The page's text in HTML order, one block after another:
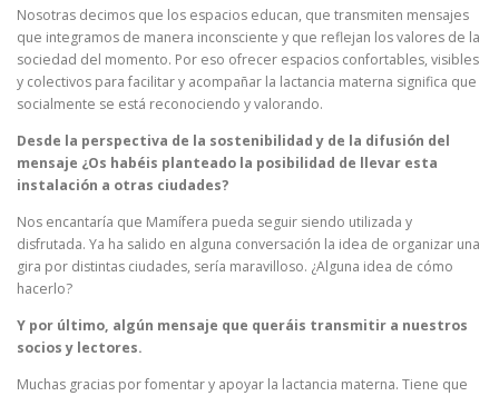
Nosotras decimos que los espacios educan, que transmiten mensajes
que integramos de manera inconsciente y que reflejan los valores de la
sociedad del momento. Por eso ofrecer espacios confortables, visibles
y colectivos para facilitar y acompañar la lactancia materna significa que
socialmente se está reconociendo y valorando.
Desde la perspectiva de la sostenibilidad y de la difusión del
mensaje ¿Os habéis planteado la posibilidad de llevar esta
instalación a otras ciudades?
Nos encantaría que Mamífera pueda seguir siendo utilizada y
disfrutada. Ya ha salido en alguna conversación la idea de organizar una
gira por distintas ciudades, sería maravilloso. ¿Alguna idea de cómo
hacerlo?
Y por último, algún mensaje que queráis transmitir a nuestros
socios y lectores.
Muchas gracias por fomentar y apoyar la lactancia materna. Tiene que